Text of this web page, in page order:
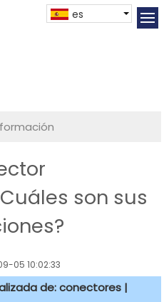
es
son sus
05 10:02:33
de: conectores |